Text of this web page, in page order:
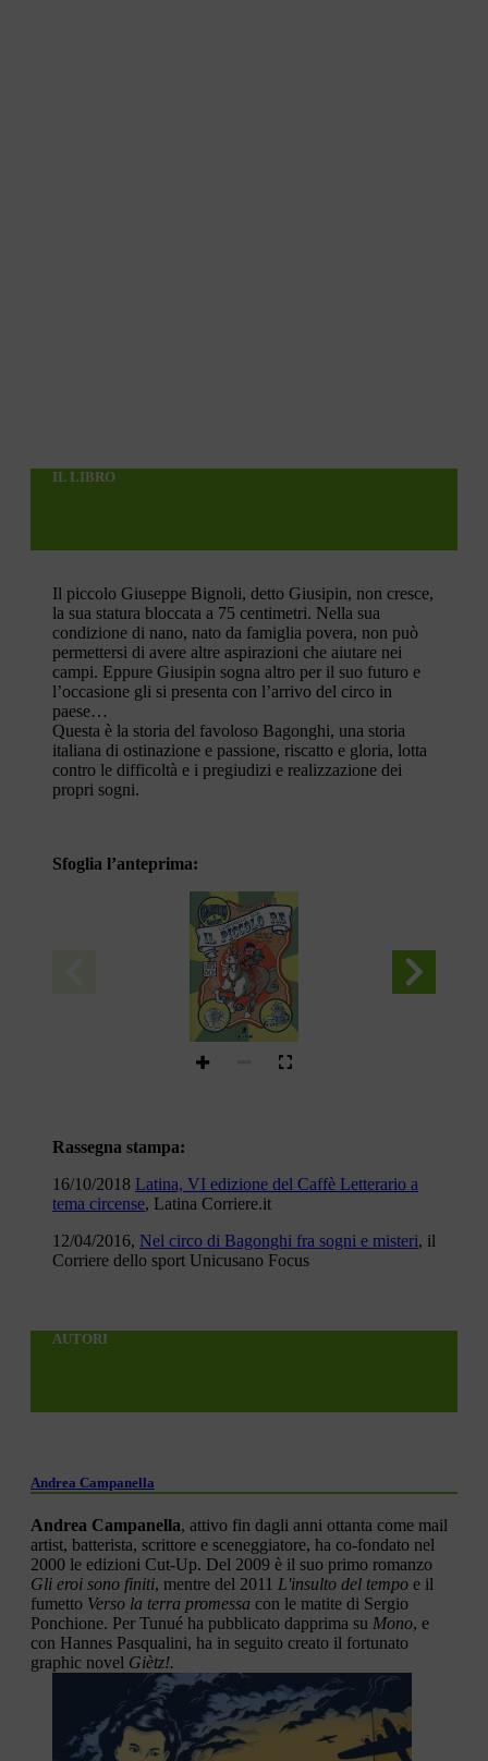
IL LIBRO
Il piccolo Giuseppe Bignoli, detto Giusipin, non cresce,
la sua statura bloccata a 75 centimetri. Nella sua
condizione di nano, nato da famiglia povera, non può
permettersi di avere altre aspirazioni che aiutare nei
campi. Eppure Giusipin sogna altro per il suo futuro e
l’occasione gli si presenta con l’arrivo del circo in
paese…
Questa è la storia del favoloso Bagonghi, una storia
italiana di ostinazione e passione, riscatto e gloria, lotta
contro le difficoltà e i pregiudizi e realizzazione dei
propri sogni.
Sfoglia l’anteprima:
Rassegna stampa:
16/10/2018 Latina, VI edizione del Caffè Letterario a
tema circense, Latina Corriere.it
12/04/2016, Nel circo di Bagonghi fra sogni e misteri, il
Corriere dello sport Unicusano Focus
AUTORI
Andrea Campanella
Andrea Campanella, attivo fin dagli anni ottanta come mail
artist, batterista, scrittore e sceneggiatore, ha co-fondato nel
2000 le edizioni Cut-Up. Del 2009 è il suo primo romanzo
Gli eroi sono finiti, mentre del 2011 L'insulto del tempo e il
fumetto Verso la terra promessa con le matite di Sergio
Ponchione. Per Tunué ha pubblicato dapprima su Mono, e
con Hannes Pasqualini, ha in seguito creato il fortunato
graphic novel Giètz!.